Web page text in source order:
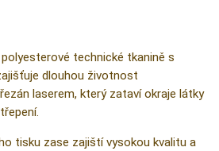
technické tkanině s
dlouhou životnost
laserem, který zataví okraje látky
tisku zase zajiští vysokou kvalitu a